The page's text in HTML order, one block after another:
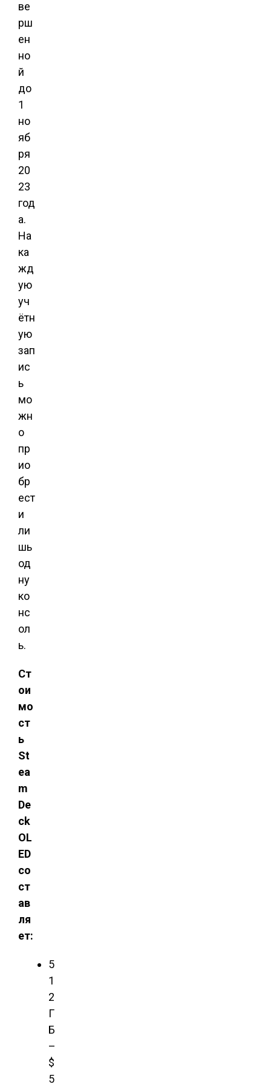
ве
рш
ен
но
й
до
1
но
яб
ря
20
23
год
а.
На
ка
жд
ую
уч
ётн
ую
зап
ис
ь
мо
жн
о
пр
ио
бр
ест
и
ли
шь
од
ну
ко
нс
ол
ь.
Ст
ои
мо
ст
ь
St
ea
m
De
ck
OL
ED
со
ст
ав
ля
ет:
5
1
2
Г
Б
–
$
5